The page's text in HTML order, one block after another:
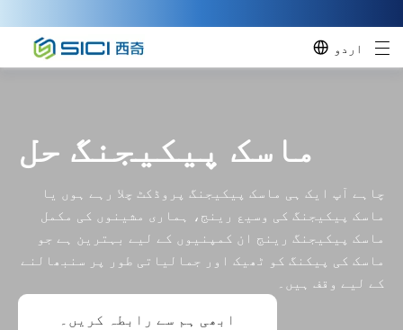
اردو
ماسک پیکیجنگ حل
چاہے آپ ایک ہی ماسک پیکیجنگ پروڈکٹ چلا رہے ہوں یا
ماسک پیکیجنگ کی وسیع رینج، ہماری مشینوں کی مکمل
ماسک پیکیجنگ رینج ان کمپنیوں کے لیے بہترین ہے جو
ماسک کی پیکنگ کو ٹھیک اور جمالیاتی طور پر سنبھالنے
کے لیے وقف ہیں۔
ابھی ہم سے رابطہ کریں۔